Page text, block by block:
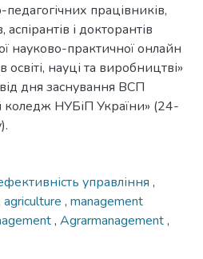
працівників,
і докторантів
науково-практичної онлайн
освіті, науці та виробництві»
дня заснування ВСП
коледж НУБіП України» (24-
управління ,
agriculture , management
, Agrarmanagement,